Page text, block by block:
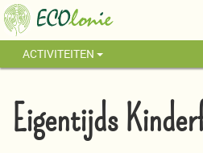
ACTIVITEITEN
Eigentijds